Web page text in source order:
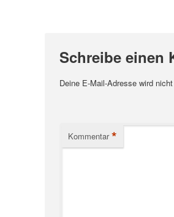
Schreibe einen
Deine E-Mail-Adresse wird
Kommentar *